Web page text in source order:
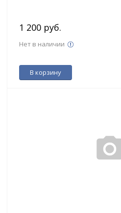
1 200 руб.
Нет в наличии
В корзину